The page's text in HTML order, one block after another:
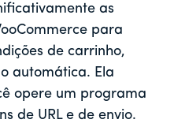
as
para
de carrinho,
automática. Ela
opere um programa
de URL e de envio.